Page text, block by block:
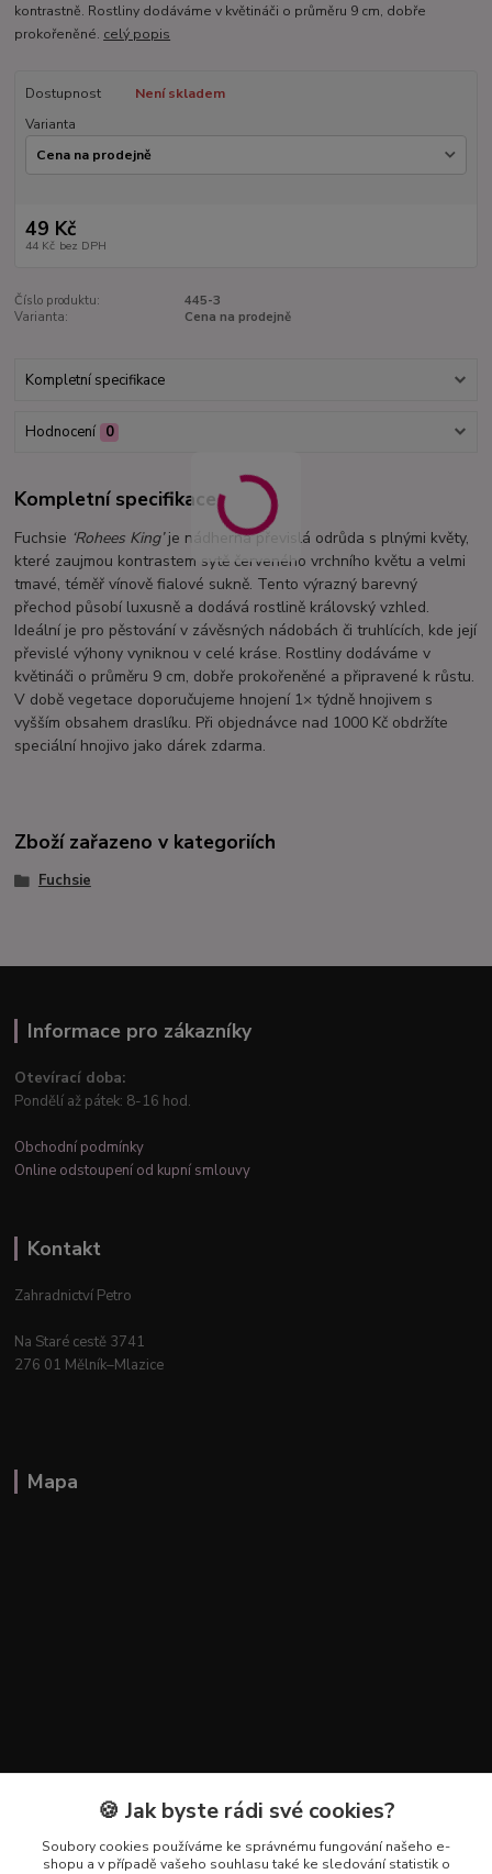
kontrastně. Rostliny dodáváme v květináči o průměru 9 cm, dobře
prokořeněné. celý popis
Dostupnost
Není skladem
Varianta
49 Kč
44 Kč bez DPH
Číslo produktu:
445-3
Varianta:
Cena na prodejně
Kompletní specifikace
Hodnocení 0
Kompletní specifikace
Fuchsie ‘Rohees King’je nádherná převislá odrůda s plnými květy,
které zaujmou kontrastem sytě červeného vrchního květu a velmi
tmavé, téměř vínově fialové sukně. Tento výrazný barevný
přechod působí luxusně a dodává rostlině královský vzhled.
Ideální je pro pěstování v závěsných nádobách či truhlících, kde její
převislé výhony vyniknou v celé kráse. Rostliny dodáváme v
květináči o průměru 9 cm, dobře prokořeněné a připravené k růstu.
V době vegetace doporučujeme hnojení 1× týdně hnojivem s
vyšším obsahem draslíku. Při objednávce nad 1000 Kč obdržíte
speciální hnojivo jako dárek zdarma.
Zboží zařazeno v kategoriích
Fuchsie
Informace pro zákazníky
Otevírací doba:
Pondělí až pátek: 8-16 hod.
Obchodní podmínky
Online odstoupení od kupní smlouvy
Kontakt
Zahradnictví Petro
Na Staré cestě 3741
276 01 Mělník–Mlazice
Mapa
Kontakty
+420 602 223 614
🍪 Jak byste rádi své cookies?
Soubory cookies používáme ke správnému fungování našeho e-
shopu a v případě vašeho souhlasu také ke sledování statistik o